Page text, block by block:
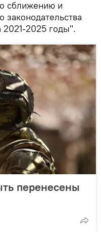
сближению и
законодательства
2021-2025 годы".
перенесены